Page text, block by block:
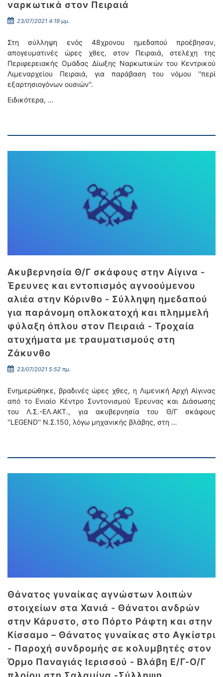
ναρκωτικά στον Πειραιά
23/07/2021 4:19 μμ.
Στη σύλληψη ενός 48χρονου ημεδαπού προέβησαν,
απογευματινές ώρες χθες, στον Πειραιά, στελέχη της
Περιφερειακής Ομάδας Δίωξης Ναρκωτικών του Κεντρικού
Λιμεναρχείου Πειραιά, για παράβαση του νόμου ''περί
εξαρτησιογόνων ουσιών''.
Ειδικότερα, …
Ακυβερνησία Θ/Γ σκάφους στην Αίγινα -
Έρευνες και εντοπισμός αγνοούμενου
αλιέα στην Κόρινθο - Σύλληψη ημεδαπού
για παράνομη οπλοκατοχή και πλημμελή
φύλαξη όπλου στον Πειραιά - Τροχαία
ατυχήματα με τραυματισμούς στη
Ζάκυνθο
23/07/2021 5:52 πμ.
Ενημερώθηκε, βραδινές ώρες χθες, η Λιμενική Αρχή Αίγινας
από το Ενιαίο Κέντρο Συντονισμού Έρευνας και Διάσωσης
του Λ.Σ.-ΕΛ.ΑΚΤ., για ακυβερνησία του Θ/Γ σκάφους
''LEGEND'' Ν.Σ.150, λόγω μηχανικής βλάβης, στη …
Θάνατος γυναίκας αγνώστων λοιπών
στοιχείων στα Χανιά - Θάνατοι ανδρών
στην Κάρυστο, στο Πόρτο Ράφτη και στην
Κίσσαμο – Θάνατος γυναίκας στο Αγκίστρι
- Παροχή συνδρομής σε κολυμβητές στον
Όρμο Παναγιάς Ιερισσού - Βλάβη Ε/Γ-Ο/Γ